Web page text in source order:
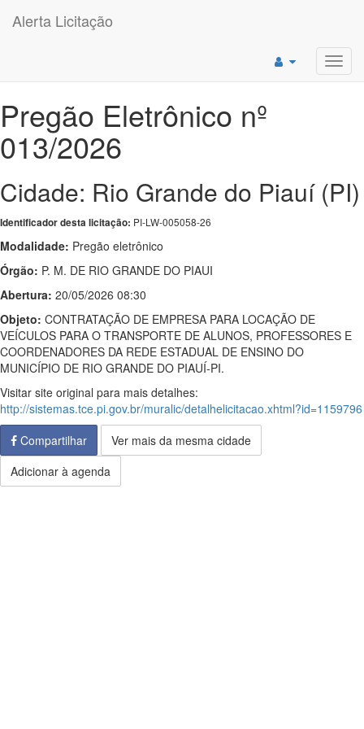
Alerta Licitação
Pregão Eletrônico nº
013/2026
Cidade: Rio Grande do Piauí (PI)
Identificador desta licitação: PI-LW-005058-26
Modalidade: Pregão eletrônico
Órgão: P. M. DE RIO GRANDE DO PIAUI
Abertura: 20/05/2026 08:30
Objeto: CONTRATAÇÃO DE EMPRESA PARA LOCAÇÃO DE
VEÍCULOS PARA O TRANSPORTE DE ALUNOS, PROFESSORES E
COORDENADORES DA REDE ESTADUAL DE ENSINO DO
MUNICÍPIO DE RIO GRANDE DO PIAUÍ-PI.
Visitar site original para mais detalhes:
http://sistemas.tce.pi.gov.br/muralic/detalhelicitacao.xhtml?id=1159796
Compartilhar
Ver mais da mesma cidade
Adicionar à agenda